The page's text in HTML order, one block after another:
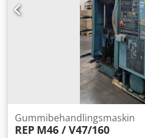
Gummibehandlingsmaskin
REP M46 / V47/160